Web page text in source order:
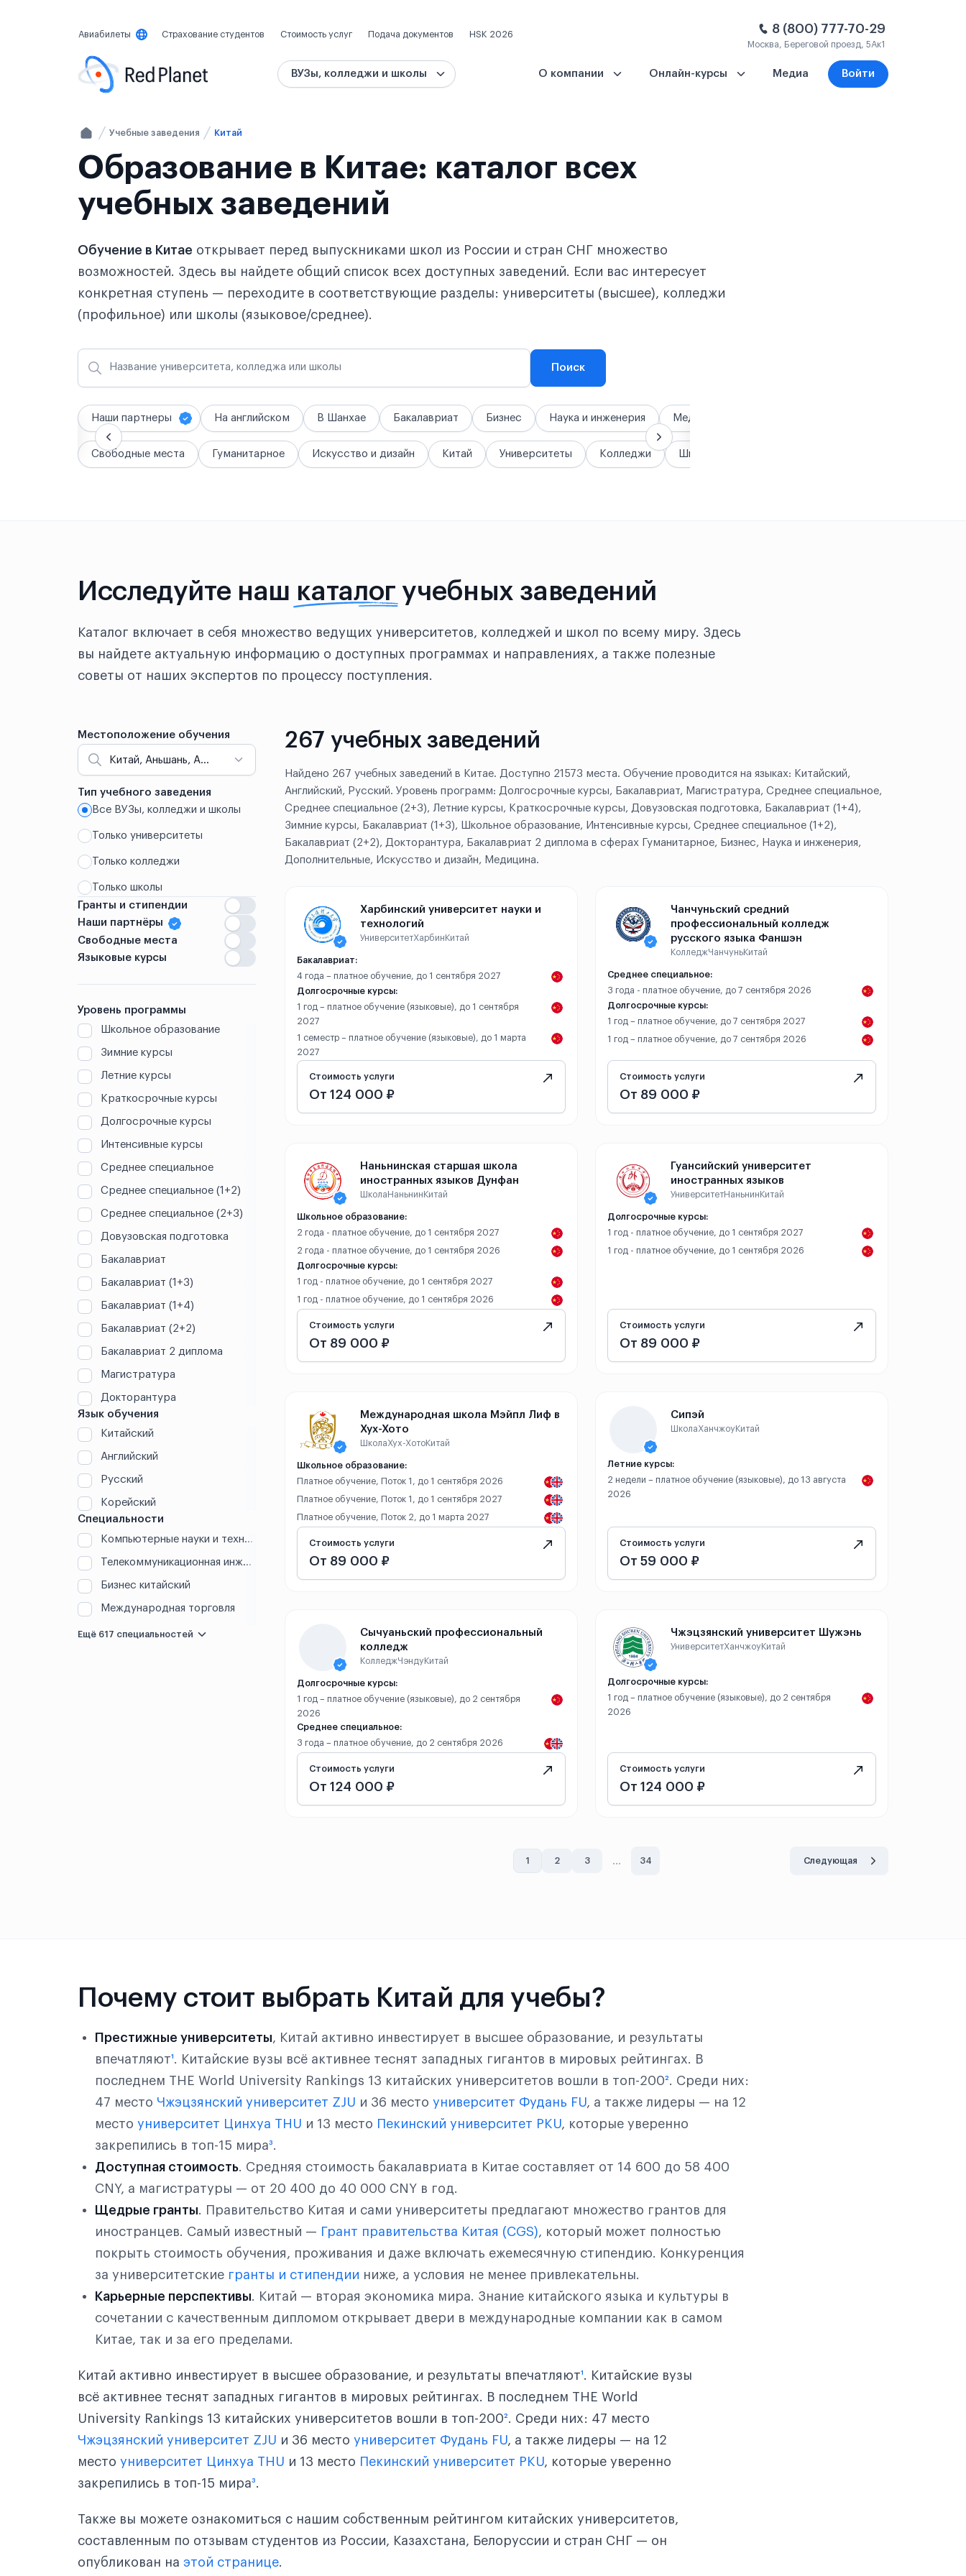
Авиабилеты Страхование студентов Стоимость услуг Подача документов HSK 2026 8 (800) 777-70-29
Москва, Береговой проезд, 5Ак1
ВУЗы, колледжи и школы О компании Онлайн-курсы Медиа Войти
Учебные заведения Китай
Образование в Китае: каталог всех
учебных заведений
Обучение в Китае открывает перед выпускниками школ из России и стран СНГ множество
возможностей. Здесь вы найдете общий список всех доступных заведений. Если вас интересует
конкретная ступень — переходите в соответствующие разделы: университеты (высшее), колледжи
(профильное) или школы (языковое/среднее).
Название университета, колледжа или школы Поиск
Наши партнеры На английском В Шанхае Бакалавриат Бизнес Наука и инженерия Медицина
Свободные места Гуманитарное Искусство и дизайн Китай Университеты Колледжи Школы
Исследуйте наш каталог учебных заведений
Каталог включает в себя множество ведущих университетов, колледжей и школ по всему миру. Здесь
вы найдете актуальную информацию о доступных программах и направлениях, а также полезные
советы от наших экспертов по процессу поступления.
Местоположение обучения
Китай, Аньшань, Аньян, Бэнбу, Вэйхай, Вэньчжоу, Ганьчжоу, Гонконг, Гуандун, Гуанчжоу, Гуаньхань, Гуйлинь, Гуйян, Дали, Далянь, Даньян, Дунгуань, Дэчжоу, Дэян, Жичжао, Кайфэн, Куньмин, Куньшань, Ланьчжоу, Линьи, Лохэ, Лоян, Макао, Нанкин, Наньнин, Наньчан, Наньчун, Нинбо, Пекин, Пинлян, Санья, Сиань, Синьюй, Синьян, Суйчжоу, Сучжоу, Сюйчжоу, Сямэнь, Сянтань, Тайюань, Тяньцзинь, Тяньшуй, Уси, Ухань, Уху, Фошань, Фучжоу, Хайкоу, Ханчжоу, Харбин, Хух-Хото, Хэйлунцзян, Хэфэй, Цзилинь, Цзинань, Цзиньхуа, Цзуньи, Цзыбо, Цзыгун, Цзюйжун, Цзямусы, Цзясин, Циндао, Цюйчжоу, Чанчунь, Чанша, Чжанцзяган, Чжаньцзян, Чжоушань, Чжэнчжоу, Чжэньцзян, Чжэцзян, Чунцин, Чэнду, Шанхай, Шаосин, Шицзячжуан, Шэньчжэнь, Шэньян, Юнчжоу, Юньчэн, Яань, Яньань, Яньтай, Яньцзи
Китай
Аньшань
Бэнбу
Вэйхай
Гонконг
Гуанчжоу
Гуаньхань
Гуйян
Далянь
Даньян
Дэчжоу
Дэян
Жичжао
Куньмин
Куньшань
Ланьчжоу
Лохэ
Лоян
Сучжоу
Сюйчжоу
Сямэнь
Сянтань
Тяньцзинь
Уси
Фошань
Фучжоу
Хайкоу
Ханчжоу
Харбин
Тип учебного заведения
Все ВУЗы, колледжи и школы
Только университеты
Только колледжи
Только школы
Гранты и стипендии
Наши партнёры
Свободные места
Языковые курсы
Уровень программы
Школьное образование
Зимние курсы
Летние курсы
Краткосрочные курсы
Долгосрочные курсы
Интенсивные курсы
Среднее специальное
Среднее специальное (1+2)
Среднее специальное (2+3)
Довузовская подготовка
Бакалавриат
Бакалавриат (1+3)
Бакалавриат (1+4)
Бакалавриат (2+2)
Бакалавриат 2 диплома
Магистратура
Докторантура
Язык обучения
Китайский
Английский
Русский
Корейский
Специальности
Компьютерные науки и технологии (IT)
Телекоммуникационная инженерия
Бизнес китайский
Международная торговля
Ещё 617 специальностей
267 учебных заведений
Найдено 267 учебных заведений в Китае. Доступно 21573 места. Обучение проводится на языках: Китайский,
Английский, Русский. Уровень программ: Долгосрочные курсы, Бакалавриат, Магистратура, Среднее специальное,
Среднее специальное (2+3), Летние курсы, Краткосрочные курсы, Довузовская подготовка, Бакалавриат (1+4),
Зимние курсы, Бакалавриат (1+3), Школьное образование, Интенсивные курсы, Среднее специальное (1+2),
Бакалавриат (2+2), Докторантура, Бакалавриат 2 диплома в сферах Гуманитарное, Бизнес, Наука и инженерия,
Дополнительные, Искусство и дизайн, Медицина.
Харбинский университет науки и
технологий
УниверситетХарбин Китай
Бакалавриат:
4 года – платное обучение, до 1 сентября 2027
Долгосрочные курсы:
1 год – платное обучение (языковые), до 1 сентября
2027
1 семестр – платное обучение (языковые), до 1 марта
2027
Стоимость услуги
От 124 000 ₽
Чанчуньский средний
профессиональный колледж
русского языка Фаншэн
КолледжЧанчуньКитай
Среднее специальное:
3 года - платное обучение, до 7 сентября 2026
Долгосрочные курсы:
1 год – платное обучение, до 7 сентября 2027
1 год – платное обучение, до 7 сентября 2026
Стоимость услуги
От 89 000 ₽
Наньнинская старшая школа
иностранных языков Дунфан
Школа Наньнин Китай
Школьное образование:
2 года - платное обучение, до 1 сентября 2027
2 года - платное обучение, до 1 сентября 2026
Долгосрочные курсы:
1 год - платное обучение, до 1 сентября 2027
1 год - платное обучение, до 1 сентября 2026
Стоимость услуги
От 89 000 ₽
Гуансийский университет
иностранных языков
УниверситетНаньнин Китай
Долгосрочные курсы:
1 год - платное обучение, до 1 сентября 2027
1 год - платное обучение, до 1 сентября 2026
Стоимость услуги
От 89 000 ₽
Международная школа Мэйпл Лиф в
Хух-Хото
ШколаХух-ХотоКитай
Школьное образование:
Платное обучение, Поток 1, до 1 сентября 2026
Платное обучение, Поток 1, до 1 сентября 2027
Платное обучение, Поток 2, до 1 марта 2027
Стоимость услуги
От 89 000 ₽
Сипэй
ШколаХанчжоуКитай
Летние курсы:
2 недели – платное обучение (языковые), до 13 августа
2026
Стоимость услуги
От 59 000 ₽
Сычуаньский профессиональный
колледж
КолледжЧэндуКитай
Долгосрочные курсы:
1 год – платное обучение (языковые), до 2 сентября
2026
Среднее специальное:
3 года – платное обучение, до 2 сентября 2026
Стоимость услуги
От 124 000 ₽
Чжэцзянский университет Шужэнь
УниверситетХанчжоуКитай
Долгосрочные курсы:
1 год – платное обучение (языковые), до 2 сентября
2026
Стоимость услуги
От 124 000 ₽
1 2 3 ... 34 Следующая
Почему стоит выбрать Китай для учебы?
Престижные университеты, Китай активно инвестирует в высшее образование, и результаты
впечатляют¹. Китайские вузы всё активнее теснят западных гигантов в мировых рейтингах. В
последнем THE World University Rankings 13 китайских университетов вошли в топ-200². Среди них:
47 место Чжэцзянский университет ZJU и 36 место университет Фудань FU, а также лидеры — на 12
место университет Цинхуа THU и 13 место Пекинский университет PKU, которые уверенно
закрепились в топ-15 мира³.
Доступная стоимость. Средняя стоимость бакалавриата в Китае составляет от 14 600 до 58 400
CNY, а магистратуры — от 20 400 до 40 000 CNY в год.
Щедрые гранты. Правительство Китая и сами университеты предлагают множество грантов для
иностранцев. Самый известный — Грант правительства Китая (CGS), который может полностью
покрыть стоимость обучения, проживания и даже включать ежемесячную стипендию. Конкуренция
за университетские гранты и стипендии ниже, а условия не менее привлекательны.
Карьерные перспективы. Китай — вторая экономика мира. Знание китайского языка и культуры в
сочетании с качественным дипломом открывает двери в международные компании как в самом
Китае, так и за его пределами.
Китай активно инвестирует в высшее образование, и результаты впечатляют¹. Китайские вузы
всё активнее теснят западных гигантов в мировых рейтингах. В последнем THE World
University Rankings 13 китайских университетов вошли в топ-200². Среди них: 47 место
Чжэцзянский университет ZJU и 36 место университет Фудань FU, а также лидеры — на 12
место университет Цинхуа THU и 13 место Пекинский университет PKU, которые уверенно
закрепились в топ-15 мира³.
Также вы можете ознакомиться с нашим собственным рейтингом китайских университетов,
составленным по отзывам студентов из России, Казахстана, Белоруссии и стран СНГ — он
опубликован на этой странице.